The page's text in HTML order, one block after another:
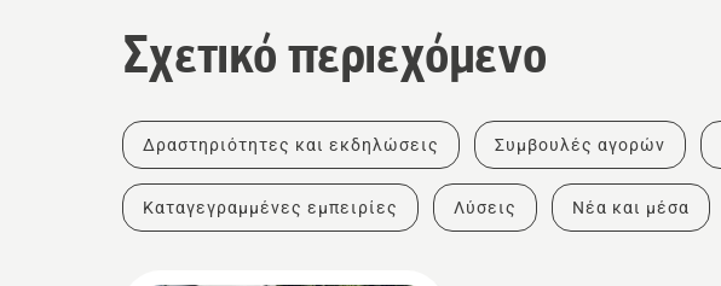
Σχετικό περιεχόμενο
Δραστηριότητες και εκδηλώσεις Συμβουλές αγορών
Καταγεγραμμένες εμπειρίες Λύσεις Νέα και μέσα